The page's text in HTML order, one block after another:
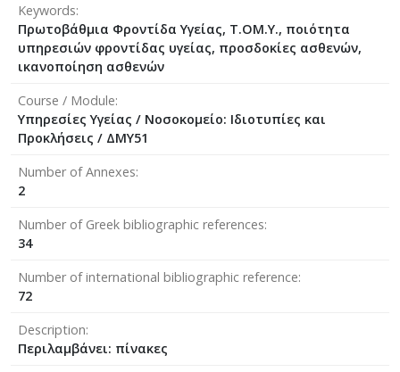
Keywords
Πρωτοβάθμια Φροντίδα Υγείας, Τ.ΟΜ.Υ., ποιότητα
υπηρεσιών φροντίδας υγείας, προσδοκίες ασθενών,
ικανοποίηση ασθενών
Course / Module
Υπηρεσίες Υγείας / Νοσοκομείο: Ιδιοτυπίες και
Προκλήσεις / ΔΜΥ51
Number of Annexes
2
Number of Greek bibliographic references
34
Number of international bibliographic reference
72
Description
Περιλαμβάνει: πίνακες